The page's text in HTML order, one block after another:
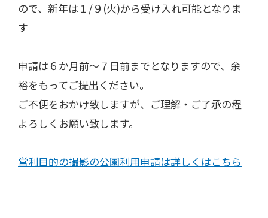
ので、新年は１/９(火)から受け入れ可能となりま
す
申請は６か月前～７日前までとなりますので、余
裕をもってご提出ください。
ご不便をおかけ致しますが、ご理解・ご了承の程
よろしくお願い致します。
営利目的の撮影の公園利用申請は詳しくはこちら​